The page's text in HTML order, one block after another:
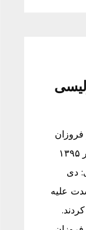
زمان دریافت خبر: سه شنبه ۲۹ تیر ۱۳۹۵
دی
علیه